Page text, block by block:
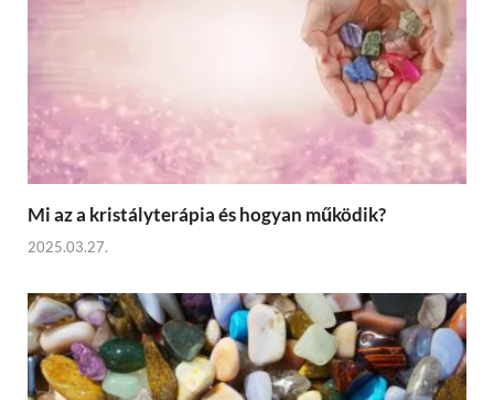
Mi az a kristályterápia és hogyan működik?
2025.03.27.